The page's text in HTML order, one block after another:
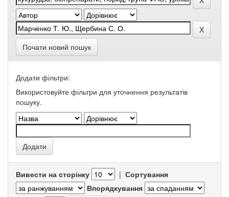
Почати новий пошук
Додати фільтри:
Використовуйте фільтри для уточнення результатів
пошуку.
Вивести на сторінку | Сортування
Впорядкування